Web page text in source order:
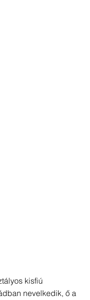
kisfiú
nevelkedik, ő a